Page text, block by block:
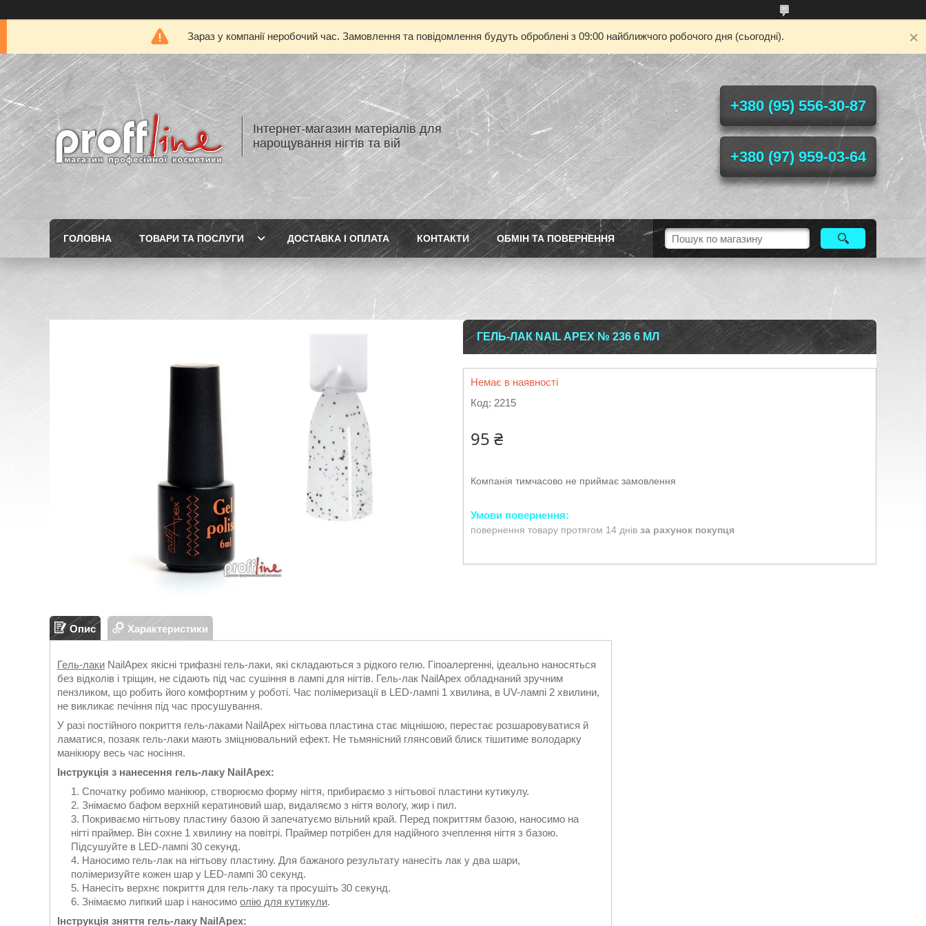
Зараз у компанії неробочий час. Замовлення та повідомлення будуть оброблені з 09:00 найближчого робочого дня (сьогодні).
Інтернет-магазин матеріалів для
нарощування нігтів та вій
+380 (95) 556-30-87
+380 (97) 959-03-64
ГОЛОВНА ТОВАРИ ТА ПОСЛУГИ ДОСТАВКА І ОПЛАТА КОНТАКТИ ОБМІН ТА ПОВЕРНЕННЯ
ГЕЛЬ-ЛАК NAIL APEX № 236 6 МЛ
Немає в наявності
Код: 2215
95 ₴
Компанія тимчасово не приймає замовлення
повернення товару протягом 14 днів за рахунок покупця
Опис Характеристики
Гель-лаки NailApex якісні трифазні гель-лаки, які складаються з рідкого гелю. Гіпоалергенні, ідеально наносяться
без відколів і тріщин, не сідають під час сушіння в лампі для нігтів. Гель-лак NailApex обладнаний зручним
пензликом, що робить його комфортним у роботі. Час полімеризації в LED-лампі 1 хвилина, в UV-лампі 2 хвилини,
не викликає печіння під час просушування.
У разі постійного покриття гель-лаками NailApex нігтьова пластина стає міцнішою, перестає розшаровуватися й
ламатися, позаяк гель-лаки мають зміцнювальний ефект. Не тьмянісний глянсовий блиск тішитиме володарку
манікюру весь час носіння.
Інструкція з нанесення гель-лаку NailApex:
Спочатку робимо манікюр, створюємо форму нігтя, прибираємо з нігтьової пластини кутикулу.
Знімаємо бафом верхній кератиновий шар, видаляємо з нігтя вологу, жир і пил.
Покриваємо нігтьову пластину базою й запечатуємо вільний край. Перед покриттям базою, наносимо на
нігті праймер. Він сохне 1 хвилину на повітрі. Праймер потрібен для надійного зчеплення нігтя з базою.
Підсушуйте в LED-лампі 30 секунд.
Наносимо гель-лак на нігтьову пластину. Для бажаного результату нанесіть лак у два шари,
полімеризуйте кожен шар у LED-лампі 30 секунд.
Нанесіть верхнє покриття для гель-лаку та просушіть 30 секунд.
Знімаємо липкий шар і наносимо олію для кутикули.
Інструкція зняття гель-лаку NailApex: